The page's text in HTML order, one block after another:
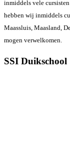
inmiddels vele
hebben wij inmiddels
Maassluis, Maasland,
mogen verwelkomen.
SSI Duikschool